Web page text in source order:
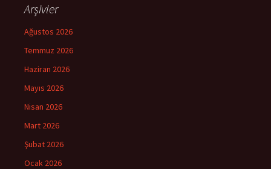
Arşivler
Ağustos 2026
Temmuz 2026
Haziran 2026
Mayıs 2026
Nisan 2026
Mart 2026
Şubat 2026
Ocak 2026